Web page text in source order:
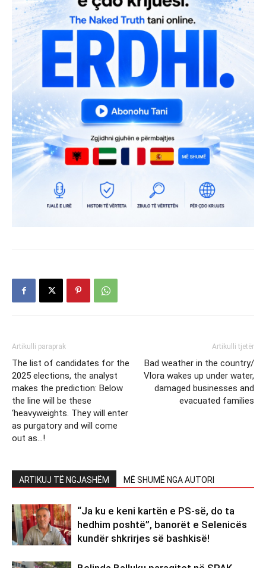
Artikulli paraprak
The list of candidates for the
2025 elections, the analyst
makes the prediction: Below
the line will be these
‘heavyweights. They will enter
as purgatory and will come
out as…!
Artikulli tjetër
Bad weather in the country/
Vlora wakes up under water,
damaged businesses and
evacuated families
ARTIKUJ TË NGJASHËM MË SHUMË NGA AUTORI
“Ja ku e keni kartën e PS-së, do ta
hedhim poshtë”, banorët e Selenicës
kundër shkrirjes së bashkisë!